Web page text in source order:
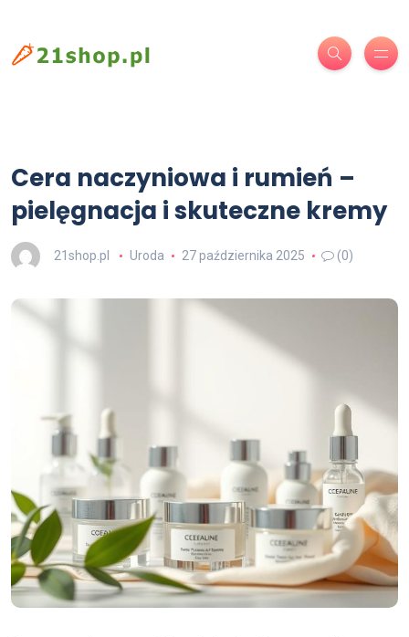
Cera naczyniowa i rumień –
pielęgnacja i skuteczne kremy
21shop.pl Uroda 27 października 2025 (0)